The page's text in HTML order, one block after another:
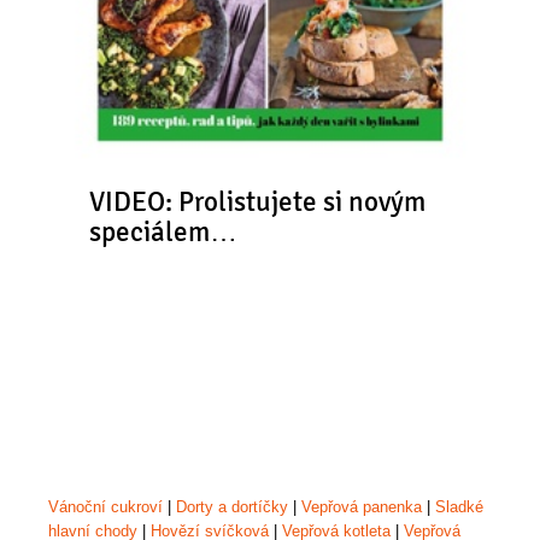
VIDEO: Prolistujete si novým
speciálem…
Vánoční cukroví Dorty a dortíčky Vepřová panenka| Sladké
hlavní chody
Hovězí svíčková| Vepřová kotleta| Vepřová